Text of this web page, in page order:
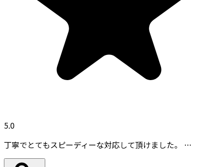
5.0
丁寧でとてもスピーディーな対応して頂けました。 …